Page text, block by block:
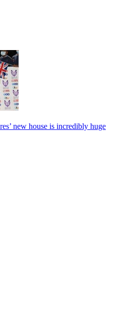
new house is incredibly huge